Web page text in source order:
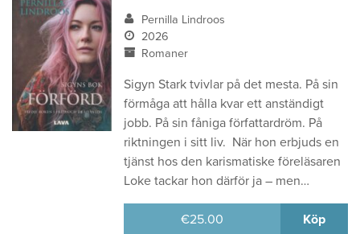
Pernilla Lindroos
2026
Romaner
Sigyn Stark tvivlar på det mesta. På sin
förmåga att hålla kvar ett anständigt
jobb. På sin fåniga författardröm. På
riktningen i sitt liv. När hon erbjuds en
tjänst hos den karismatiske föreläsaren
Loke tackar hon därför ja – men…
€25.00 Köp